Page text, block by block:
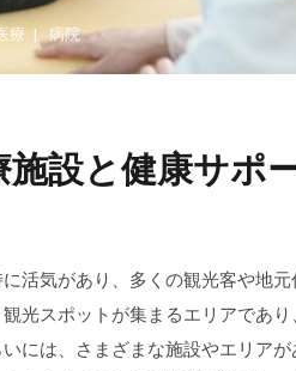
療 病院
設と健康サポ
活気があり、多くの観光客や地元
光スポットが集まるエリアであり
には、さまざまな施設やエリア